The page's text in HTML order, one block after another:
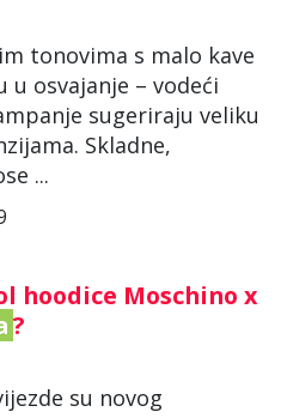
tonovima s malo kave
u osvajanje – vodeći
sugeriraju veliku
Skladne,
...
hoodice Moschino x
?
su novog